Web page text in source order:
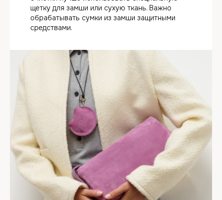
щетку для замши или сухую ткань. Важно
обрабатывать сумки из замши защитными
средствами.